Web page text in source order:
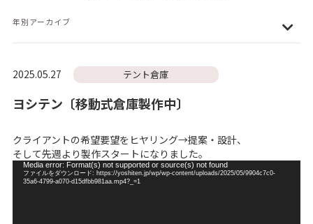
年別アーカイブ
2025.05.27 テント倉庫
ヨシテン〔移動式倉庫製作中〕
クライアントの希望要望をヒヤリング→提案・設計、
そして先週より製作スタートになりました。
Media error: Format(s) not supported or source(s) not found
ファイルをダウンロード: https://yoshiten.jp/wp/wp-content/uploads/2025/05/9904c7c0-
35a6-4799-a070-d15dfbb981aa.mp4?_=1